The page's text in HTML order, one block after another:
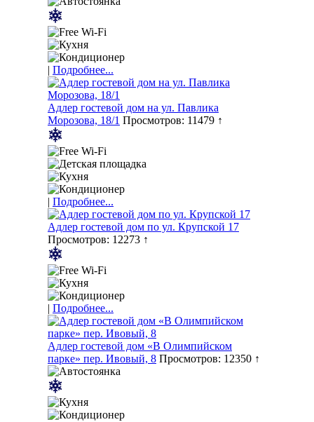
| Подробнее...
Адлер гостевой дом на ул. Павлика
Морозова, 18/1 Просмотров: 11479 ↑
| Подробнее...
Адлер гостевой дом по ул. Крупской 17
Просмотров: 12273 ↑
| Подробнее...
Адлер гостевой дом «В Олимпийском
парке» пер. Ивовый, 8 Просмотров: 12350 ↑